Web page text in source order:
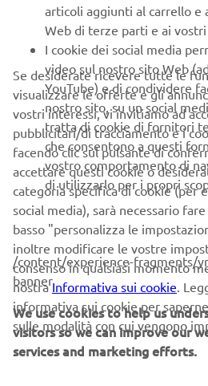
CONSIGLI PER
RIDE SCOOTER
Se ti appresti a fare un test ride
consigli utili che ti vogliamo dare
questa esperienza
PREPARAZIONE
Prima di partecipare a un test
essere ben preparati. Assicurati
e l'abbigliamento adatto per la
attenzione a non assumere alcol
prova su strada.
DOMANDE DA FARE
Durante il test ride scooter,non
domandeal concessionario.
articoli aggiunti al carrello e
Web di terze parti e ai
I cookie dei social media
video sul nostro sito Web
YouTube) e di condividere
nostro sito, su un social
tratta di cookie di fornitori
che consentono a questi
vostro comportamento di
di utilizzarlo per i propri
Se desiderate ricevere tutte le
visualizzare le offerte e gli
vostri interessi, vi invitiamo ad
pubblicitari/di tracciamento e i
facendo clic sul pulsante di
accettare questi cookie o
categoria specifica di cookie (per
social media), sarà necessario
basso "personalizza le
inoltre modificare le vostre
consenso in qualsiasi momento
nostraInformativa sui cookie.
informativa sui cookie per
sulle modalità con cui vengono
/content/experience-fragments/
banner
We use cookies to help us
visitors so we can improve our
services and marketing efforts.